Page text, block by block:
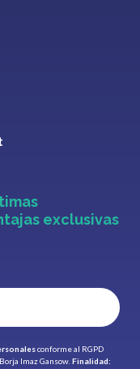
exclusivas
conforme al RGPD
Borja Imaz Gansow. Finalidad: